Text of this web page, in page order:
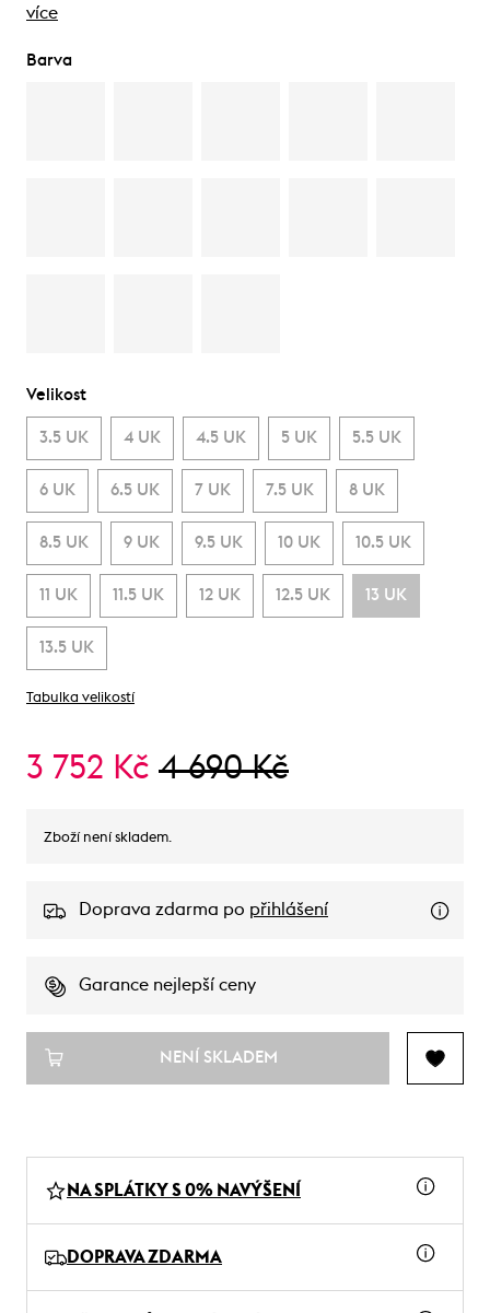
více
Barva
Velikost
3.5 UK 4 UK 4.5 UK 5 UK 5.5 UK
6 UK 6.5 UK 7 UK 7.5 UK 8 UK
8.5 UK 9 UK 9.5 UK 10 UK 10.5 UK
11 UK 11.5 UK 12 UK 12.5 UK 13 UK
13.5 UK
Tabulka velikostí
3 752 Kč 4 690 Kč
Zboží není skladem.
Doprava zdarma po přihlášení
Garance nejlepší ceny
NENÍ SKLADEM
NA SPLÁTKY S 0% NAVÝŠENÍ
DOPRAVA ZDARMA